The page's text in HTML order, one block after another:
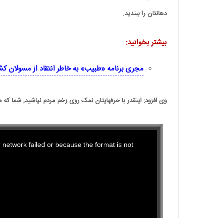
دهانتان را ببندید.
بیشتر بخوانید:
مجری برنامه «طبیب» به خاطر انتقاد از
وی افزود: اینقدر با حرفهایتان نمک روی زخم مردم نپاشید,
failed or because the format is not